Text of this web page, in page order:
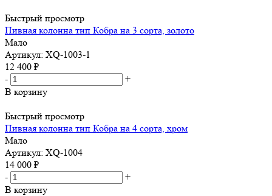
Быстрый просмотр
Пивная колонна тип Кобра на 3 сорта, золото
Мало
Артикул: XQ-1003-1
12 400 ₽
-
+
В корзину
Быстрый просмотр
Пивная колонна тип Кобра на 4 сорта, хром
Мало
Артикул: XQ-1004
14 000 ₽
-
+
В корзину